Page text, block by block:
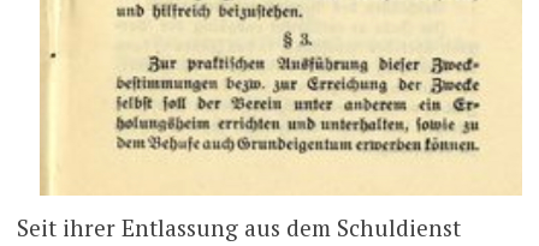
Seit ihrer Entlassung aus dem Schuldienst